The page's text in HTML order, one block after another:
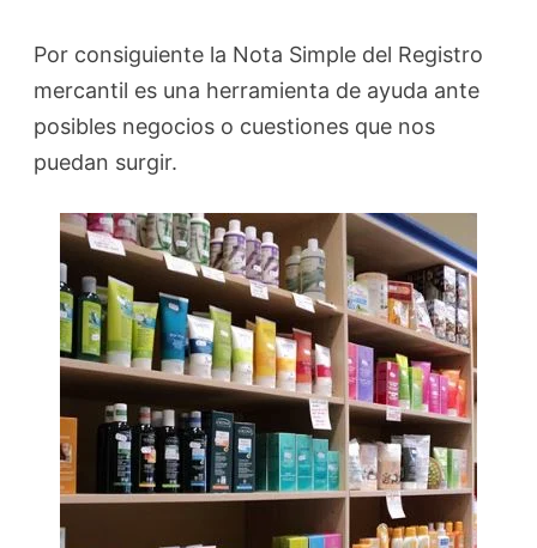
Por consiguiente la Nota Simple del Registro
mercantil es una herramienta de ayuda ante
posibles negocios o cuestiones que nos
puedan surgir.